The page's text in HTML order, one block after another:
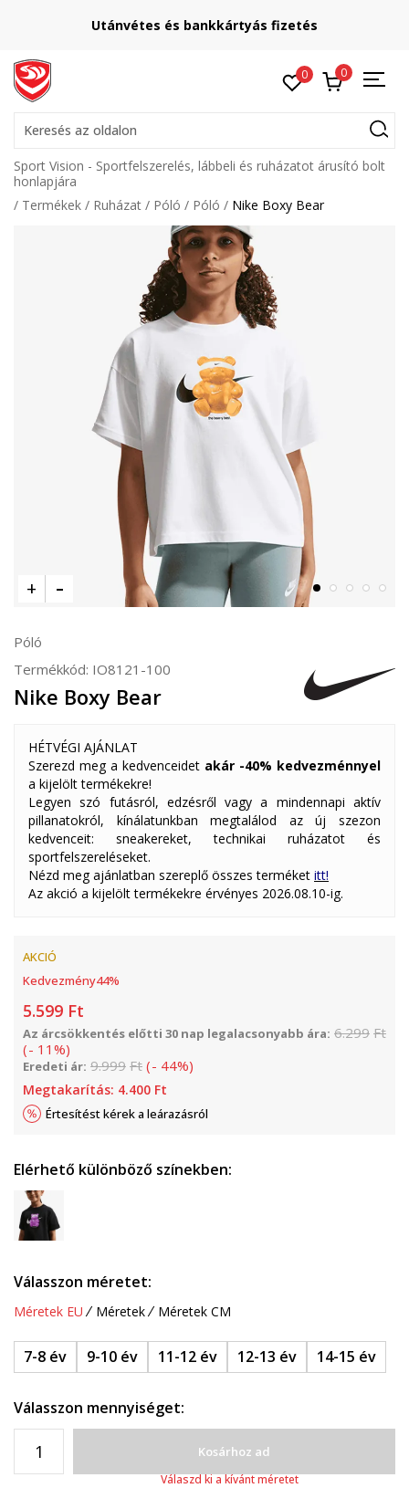
Utánvétes és bankkártyás fizetés
0 0
Keresés az oldalon
Sport Vision - Sportfelszerelés, lábbeli és ruházatot árusító bolt
honlapjára
Termékek
Ruházat Póló Póló Nike Boxy Bear
Póló
Termékkód: IO8121-100
Nike Boxy Bear
HÉTVÉGI AJÁNLAT
Szerezd meg a kedvenceidet akár -40% kedvezménnyel
a kijelölt termékekre!
Legyen szó futásról, edzésről vagy a mindennapi aktív
pillanatokról, kínálatunkban megtalálod az új szezon
kedvenceit: sneakereket, technikai ruházatot és
sportfelszereléseket.
Nézd meg ajánlatban szereplő összes terméket itt!
Az akció a kijelölt termékekre érvényes 2026.08.10-ig.
AKCIÓ
Kedvezmény44%
5.599 Ft
Az árcsökkentés előtti 30 nap legalacsonyabb ára: 6.299 Ft
(- 11 %)
Eredeti ár: 9.999 Ft (- 44%)
Megtakarítás: 4.400 Ft
Értesítést kérek a leárazásról
Elérhető különböző színekben:
Válasszon méretet:
Méretek EU Méretek Méretek CM
7-8 év 9-10 év 11-12 év 12-13 év 14-15 év
Válasszon mennyiséget:
Kosárhoz ad
Válaszd ki a kívánt méretet